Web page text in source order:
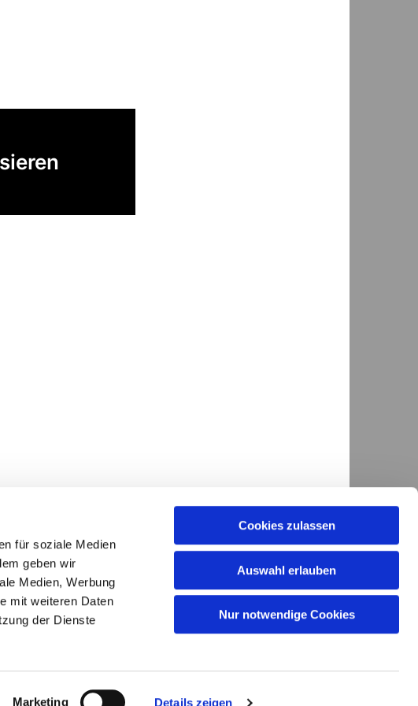
für soziale Medien
geben wir
Medien, Werbung
mit weiteren Daten
der Dienste
Marketing Details zeigen
Cookies zulassen
Auswahl erlauben
Nur notwendige Cookies
GKG.Diepholz@evlka.de